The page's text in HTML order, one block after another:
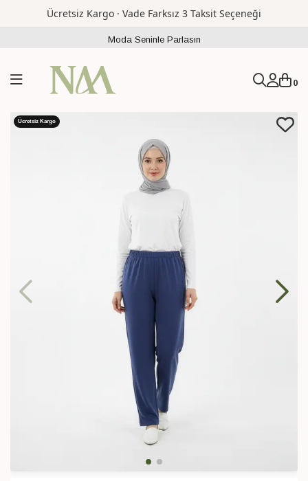
Ücretsiz Kargo · Vade Farksız 3 Taksit Seçeneği
Moda Seninle Parlasın
0
Ücretsiz Kargo